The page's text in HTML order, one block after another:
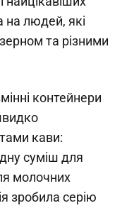
на людей, які
та різними
контейнери
кави:
суміш для
молочних
зробила серію